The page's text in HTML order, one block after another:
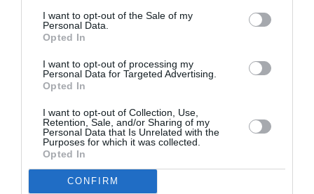
I want to opt-out of the Sale of my
Personal Data.
Opted In
I want to opt-out of processing my
Personal Data for Targeted Advertising.
Opted In
I want to opt-out of Collection, Use,
Retention, Sale, and/or Sharing of my
Personal Data that Is Unrelated with the
Purposes for which it was collected.
Opted In
CONFIRM
Κάθε βδομάδα στο e-mail σας τα τελευταία νέα για
την Τέχνη και τον Πολιτισμό!
Ακολουθήστε το Culturenow.gr